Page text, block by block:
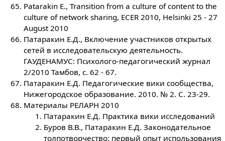
Patarakin E., Transition from a culture of content to the
culture of network sharing, ECER 2010, Helsinki 25 - 27
August 2010
Патаракин Е.Д., Включение участников открытых
сетей в исследовательскую деятельность.
ГАУДЕНАМУС: Психолого-педагогический журнал
2/2010 Тамбов, с. 62 - 67.
Патаракин Е.Д. Педагогические вики сообщества,
Нижегородское образование. 2010. № 2. С. 23-29.
Материалы РЕЛАРН 2010
Патаракин Е.Д. Практика вики исследований
Буров В.В., Патаракин Е.Д. Законодательное
толпотворчество: первый опыт использования